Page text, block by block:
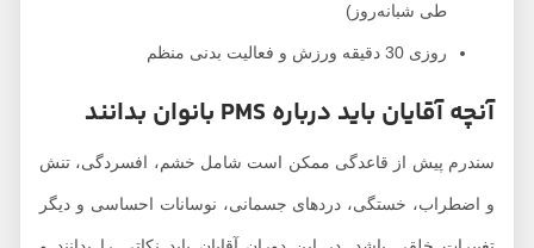
طی شبانه‌روز)
روزی 30 دقیقه ورزش و فعالیت بدنی منظم
آنچه آقایان باید درباره PMS بانوان بدانند
سندرم پیش از قاعدگی ممکن است شامل خشم، افسردگی، تنش
و اضطراب، خستگی، دردهای جسمانی، نوسانات احساسی و دیگر